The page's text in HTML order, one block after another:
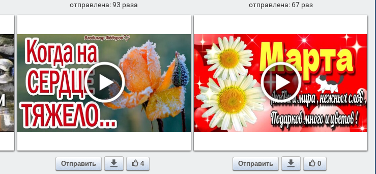
отправлена: 93 раза
отправлена: 67 раз
Отправить  4 Отправить  0